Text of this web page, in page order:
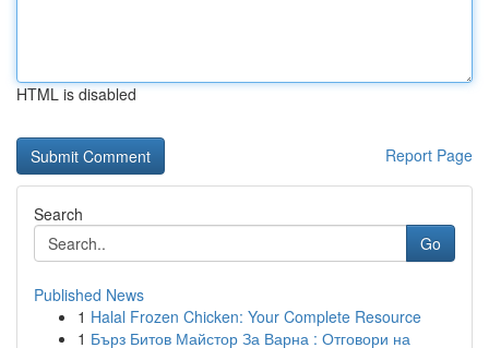
HTML is disabled
Report Page
Search
Go
Published News
1 Halal Frozen Chicken: Your Complete Resource
1 Бърз Битов Майстор За Варна : Отговори на